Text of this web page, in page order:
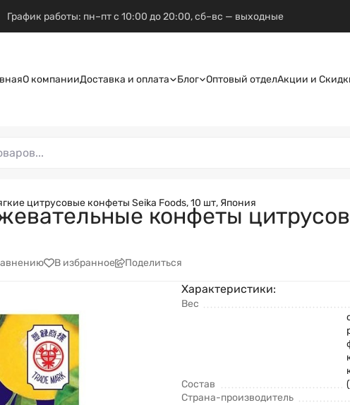
График работы: пн–пт с 10:00 до 20:00, сб–вс — выходные
О компанииДоставка и оплата Блог Оптовый отделАкции и
цитрусовые конфеты Seika Foods, 10 шт, Япония
конфеты
В избранное Поделиться
Характеристики:
Вес
Состав
Страна-производитель